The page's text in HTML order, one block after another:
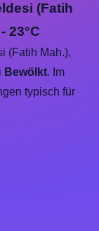
(Fatih
23°C
(Fatih Mah.),
Bewölkt. Im
typisch für